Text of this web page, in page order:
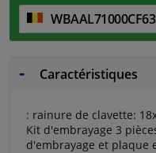
Caractéristiques
: rainure de clavette:
Kit d'embrayage 3
d'embrayage et plaque